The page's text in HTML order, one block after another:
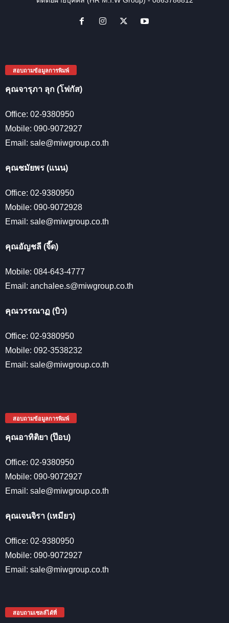
สอบถามข้อมูลการพิมพ์
คุณจารุภา ลุก (โฟกัส)
Office: 02-9380950
Mobile: 090-9072927
Email: sale@miwgroup.co.th
คุณชมัยพร (แนน)
Office: 02-9380950
Mobile: 090-9072928
Email: sale@miwgroup.co.th
คุณอัญชลี (จี๊ด)
Mobile: 084-643-4777
Email: anchalee.s@miwgroup.co.th
คุณวรรณาฏ (บิว)
Office: 02-9380950
Mobile: 092-3538232
Email: sale@miwgroup.co.th
สอบถามข้อมูลการพิมพ์
คุณอาทิติยา (ป๊อบ)
Office: 02-9380950
Mobile: 090-9072927
Email: sale@miwgroup.co.th
คุณเจนจิรา (เหมียว)
Office: 02-9380950
Mobile: 090-9072927
Email: sale@miwgroup.co.th
สอบถามเซลล์ได้ที่